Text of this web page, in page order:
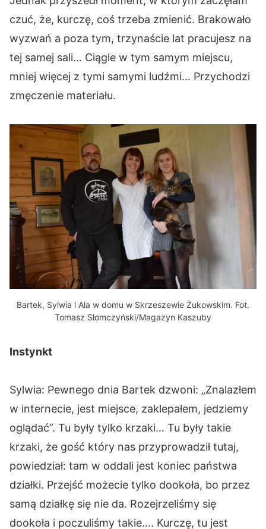
czuć, że, kurczę, coś trzeba zmienić. Brakowało
wyzwań a poza tym, trzynaście lat pracujesz na
tej samej sali… Ciągle w tym samym miejscu,
mniej więcej z tymi samymi ludźmi… Przychodzi
zmęczenie materiału.
Bartek, Sylwia i Ala w domu w Skrzeszewie Żukowskim. Fot.
Tomasz Słomczyński/Magazyn Kaszuby
Instynkt
Sylwia: Pewnego dnia Bartek dzwoni: „Znalazłem
w internecie, jest miejsce, zaklepałem, jedziemy
oglądać”. Tu były tylko krzaki… Tu były takie
krzaki, że gość który nas przyprowadził tutaj,
powiedział: tam w oddali jest koniec państwa
działki. Przejść możecie tylko dookoła, bo przez
samą działkę się nie da. Rozejrzeliśmy się
dookoła i poczuliśmy takie…. Kurczę, tu jest